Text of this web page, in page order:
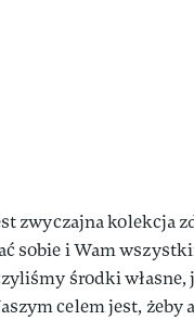
zwyczajna kolekcja
sobie i Wam
środki
celem jest, żeby